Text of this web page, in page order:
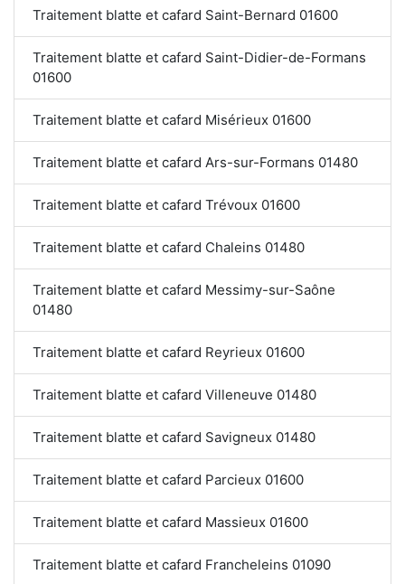
Traitement blatte et cafard Saint-Bernard 01600
Traitement blatte et cafard Saint-Didier-de-Formans
01600
Traitement blatte et cafard Misérieux 01600
Traitement blatte et cafard Ars-sur-Formans 01480
Traitement blatte et cafard Trévoux 01600
Traitement blatte et cafard Chaleins 01480
Traitement blatte et cafard Messimy-sur-Saône
01480
Traitement blatte et cafard Reyrieux 01600
Traitement blatte et cafard Villeneuve 01480
Traitement blatte et cafard Savigneux 01480
Traitement blatte et cafard Parcieux 01600
Traitement blatte et cafard Massieux 01600
Traitement blatte et cafard Francheleins 01090